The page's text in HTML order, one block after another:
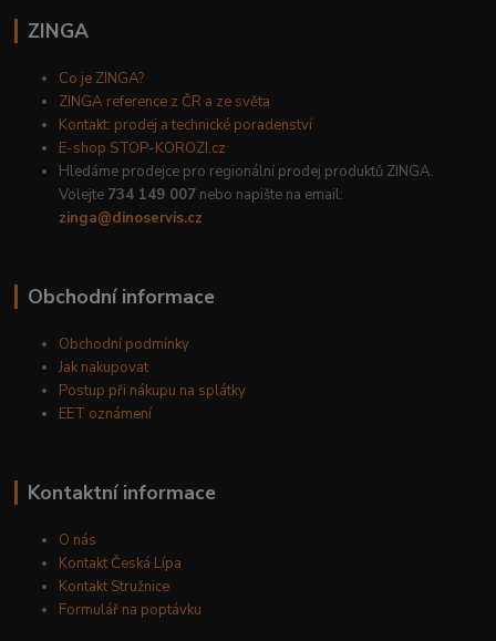
ZINGA
Co je ZINGA?
ZINGA reference z ČR a ze světa
Kontakt: prodej a technické poradenství
E-shop STOP-KOROZI.cz
Hledáme prodejce pro regionální prodej produktů ZINGA.
Volejte 734 149 007 nebo napište na email:
zinga@dinoservis.cz
Obchodní informace
Obchodní podmínky
Jak nakupovat
Postup při nákupu na splátky
EET oznámení
Kontaktní informace
O nás
Kontakt Česká Lípa
Kontakt Stružnice
Formulář na poptávku